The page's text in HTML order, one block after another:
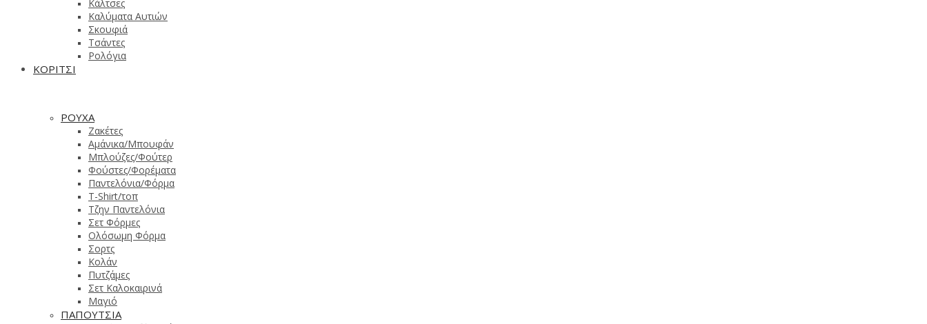
Κάλτσες
Καλύματα Αυτιών
Σκουφιά
Τσάντες
Ρολόγια
ΚΟΡΙΤΣΙ
ΡΟΥΧΑ
Ζακέτες
Αμάνικα/Μπουφάν
Μπλούζες/Φούτερ
Φούστες/Φορέματα
Παντελόνια/Φόρμα
T-Shirt/τοπ
Τζην Παντελόνια
Σετ Φόρμες
Ολόσωμη Φόρμα
Σορτς
Κολάν
Πυτζάμες
Σετ Καλοκαιρινά
Μαγιό
ΠΑΠΟΥΤΣΙΑ